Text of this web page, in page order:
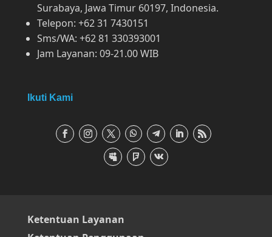
Surabaya, Jawa Timur 60197, Indonesia.
Telepon: +62 31 7430151
Sms/WA: +62 81 330393001
Jam Layanan: 09-21.00 WIB
Ikuti Kami
Ketentuan Layanan